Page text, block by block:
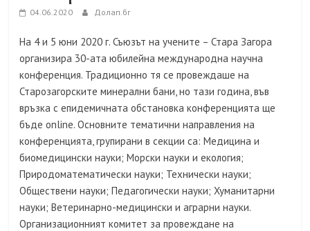
04.06.2020 Долап.бг
На 4 и 5 юни 2020 г. Съюзът на учените – Стара Загора
организира 30-ата юбилейна международна научна
конференция. Традиционно тя се провеждаше на
Старозагорските минерални бани, но тази година, във
връзка с епидемичната обстановка конференцията ще
бъде online. Основните тематични направления на
конференцията, групирани в секции са: Медицина и
биомедицински науки; Морски науки и екология;
Природоматематически науки; Технически науки;
Обществени науки; Педагогически науки; Хуманитарни
науки; Ветеринарно-медицински и аграрни науки.
Организационният комитет за провеждане на